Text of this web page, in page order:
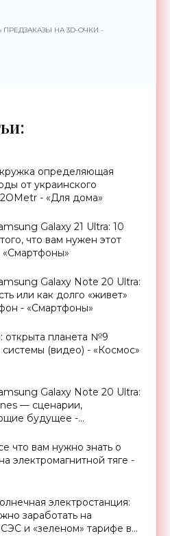
ПРЕДЗАКАЗЫ НА 3D-ОЧКИ -
кружка определяющая
от украинского
- «Для дома»
Galaxy 21 Ultra: 10
что вам нужен этот
Galaxy Note 20 Ultra:
или как долго «живет»
- «Смартфоны»
открыта планета №9
(видео) - «Космос»
Galaxy Note 20 Ultra:
— сценарии,
будущее -
что вам нужно знать о
электромагнитной тяге -
электростанция:
заработать на
и «зеленом» тарифе в